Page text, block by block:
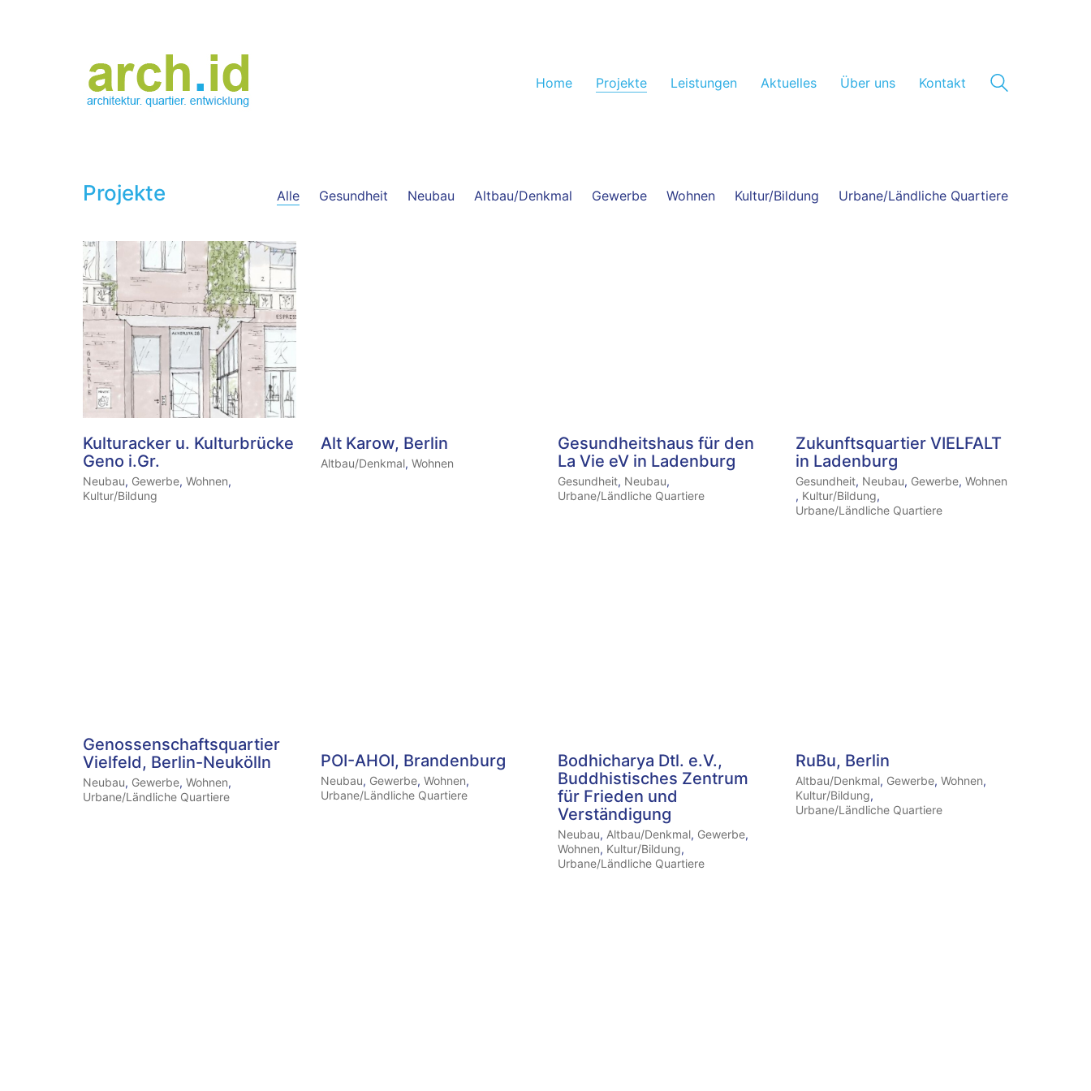
Home Projekte Leistungen Aktuelles Über uns Kontakt
Projekte Alle Gesundheit Neubau Altbau/Denkmal Gewerbe Wohnen Kultur/Bildung Urbane/Ländliche Quartiere
Kulturacker u. Kulturbrücke
Geno i.Gr.
Neubau, Gewerbe, Wohnen,
Kultur/Bildung
Alt Karow, Berlin
Altbau/Denkmal, Wohnen
Gesundheitshaus für den
La Vie eV in Ladenburg
Gesundheit, Neubau,
Urbane/Ländliche Quartiere
Zukunftsquartier VIELFALT
in Ladenburg
Gesundheit, Neubau, Gewerbe, Wohnen
, Kultur/Bildung,
Urbane/Ländliche Quartiere
Genossenschaftsquartier
Vielfeld, Berlin-Neukölln
Neubau, Gewerbe, Wohnen,
Urbane/Ländliche Quartiere
POI-AHOI, Brandenburg
Neubau, Gewerbe, Wohnen,
Urbane/Ländliche Quartiere
Bodhicharya Dtl. e.V.,
Buddhistisches Zentrum
für Frieden und
Verständigung
Neubau, Altbau/Denkmal, Gewerbe,
Wohnen, Kultur/Bildung,
Urbane/Ländliche Quartiere
RuBu, Berlin
Altbau/Denkmal, Gewerbe, Wohnen,
Kultur/Bildung,
Urbane/Ländliche Quartiere